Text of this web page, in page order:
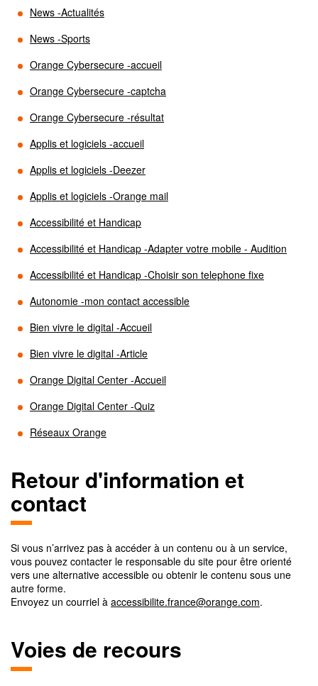
News -Actualités
News -Sports
Orange Cybersecure -accueil
Orange Cybersecure -captcha
Orange Cybersecure -résultat
Applis et logiciels -accueil
Applis et logiciels -Deezer
Applis et logiciels -Orange mail
Accessibilité et Handicap
Accessibilité et Handicap -Adapter votre mobile - Audition
Accessibilité et Handicap -Choisir son telephone fixe
Autonomie -mon contact accessible
Bien vivre le digital -Accueil
Bien vivre le digital -Article
Orange Digital Center -Accueil
Orange Digital Center -Quiz
Réseaux Orange
Retour d'information et
contact
Si vous n’arrivez pas à accéder à un contenu ou à un service,
vous pouvez contacter le responsable du site pour être orienté
vers une alternative accessible ou obtenir le contenu sous une
autre forme.
Envoyez un courriel à accessibilite.france@orange.com.
Voies de recours